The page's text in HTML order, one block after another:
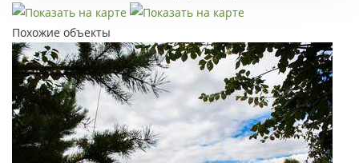
Похожие объекты